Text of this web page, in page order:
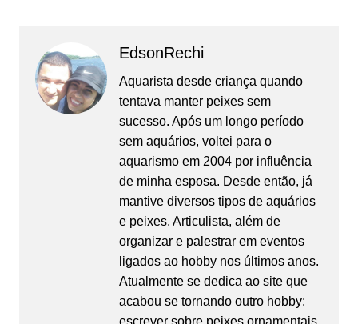
EdsonRechi
Aquarista desde criança quando
tentava manter peixes sem
sucesso. Após um longo período
sem aquários, voltei para o
aquarismo em 2004 por influência
de minha esposa. Desde então, já
mantive diversos tipos de aquários
e peixes. Articulista, além de
organizar e palestrar em eventos
ligados ao hobby nos últimos anos.
Atualmente se dedica ao site que
acabou se tornando outro hobby:
escrever sobre peixes ornamentais.